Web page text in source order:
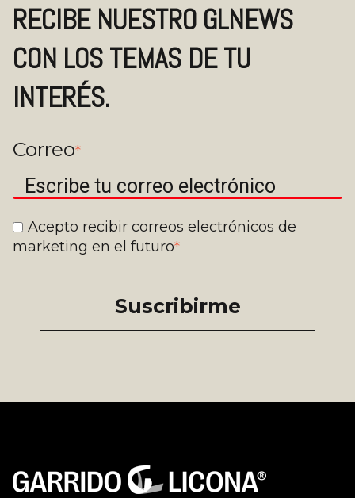
RECIBE NUESTRO GLNEWS
CON LOS TEMAS DE TU
INTERÉS.
Correo*
Acepto recibir correos electrónicos de
marketing en el futuro*